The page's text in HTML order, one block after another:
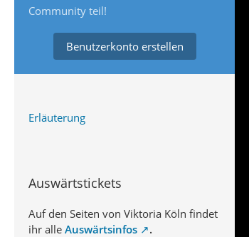
Community teil!
Benutzerkonto erstellen
Erläuterung
Auswärtstickets
Auf den Seiten von Viktoria Köln findet
ihr alle Auswärtsinfos .